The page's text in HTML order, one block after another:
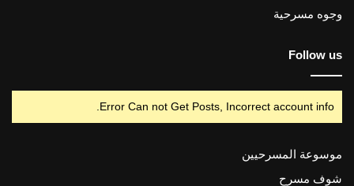
وجوه مسرحية
Follow us
Error Can not Get Posts, Incorrect account info.
موسوعة المسرحيين
شوف مسرح